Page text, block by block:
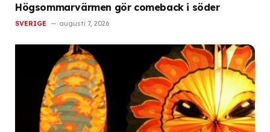
Högsommarvärmen gör comeback i söder
SVERIGE augusti 7, 2026